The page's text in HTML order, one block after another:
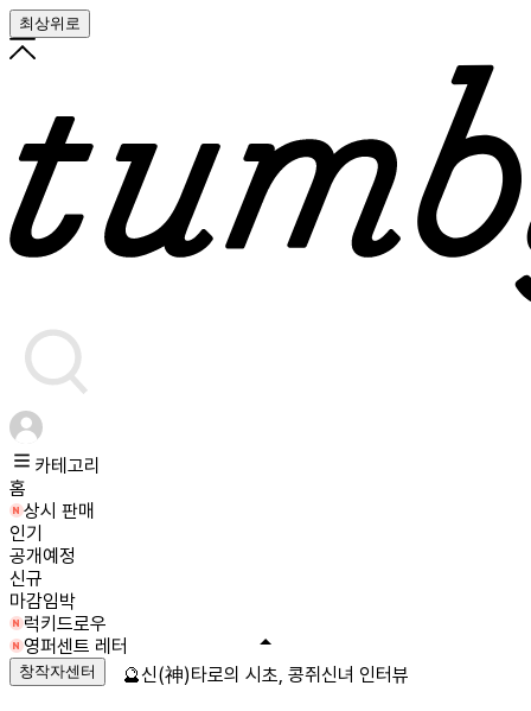
최상위로
카테고리
홈
상시 판매
인기
공개예정
신규
마감임박
럭키드로우
영퍼센트 레터
창작자센터 🔮신(神)타로의 시초, 콩쥐신녀 인터뷰